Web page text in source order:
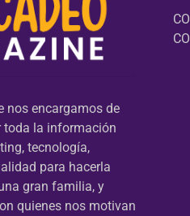
nos encargamos de
toda la información
tecnología,
para hacerla
gran familia, y
quienes nos motivan